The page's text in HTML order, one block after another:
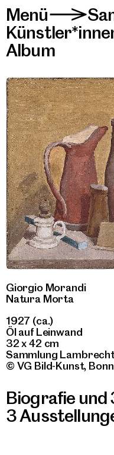
Menü>
Album
Giorgio Morandi
Natura Morta
1927 (ca.)
Öl auf Leinwand
32 x 42 cm
Sammlung
© VG Bild-Kunst,
Biografie
3